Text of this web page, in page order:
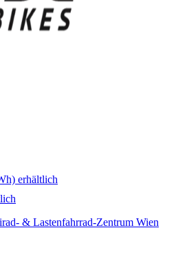
erhältlich
& Lastenfahrrad-Zentrum Wien